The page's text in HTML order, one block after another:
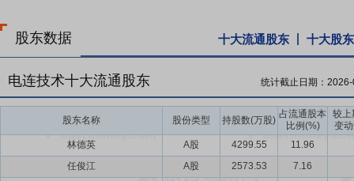
股东数据 十大流通股东 十大股东
电连技术十大流通股东 统计截止日期：
股东名称 股份类型 持股数(万股)
占流通股本
比例(%)
较上
变
林德英
A股 4299.55
11.96
任俊江
A股 2573.53
7.16